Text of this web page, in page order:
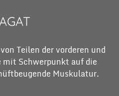
Teilen der vorderen und
Schwerpunkt auf die
Muskulatur.